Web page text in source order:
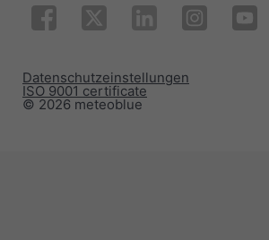
© 2026 meteoblue
ISO 9001 certificate
Datenschutzeinstellungen